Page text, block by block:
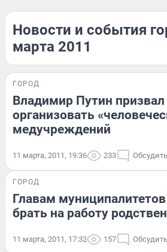
Новости и события
марта 2011
ГОРОД
Владимир Путин призвал
организовать
медучреждений
11 марта, 2011, 19:36 233 Обсудить
ГОРОД
Главам
брать на работу
11 марта, 2011, 17:32 157 Обсудить